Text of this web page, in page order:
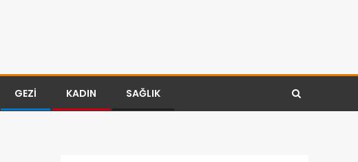
GEZI KADIN SAĞLIK